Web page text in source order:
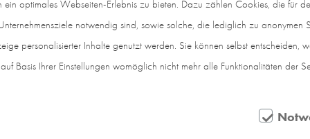
von Winterthur ein attraktives Wohnquartier
optimales Webseiten-Erlebnis zu bieten. Dazu zählen Cookies, die für
notwendig sind, sowie solche, die lediglich zu anonymen
personalisierter Inhalte genutzt werden. Sie können selbst entscheiden,
Basis Ihrer Einstellungen womöglich nicht mehr alle Funktionalitäten der